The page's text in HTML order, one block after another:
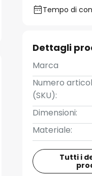
Tempo di
Dettagli
Marca
Numero
(SKU):
Dimensioni:
Materiale:
Tutti i